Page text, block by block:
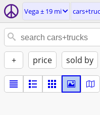
Vega ± 19 mi
+ price sold by